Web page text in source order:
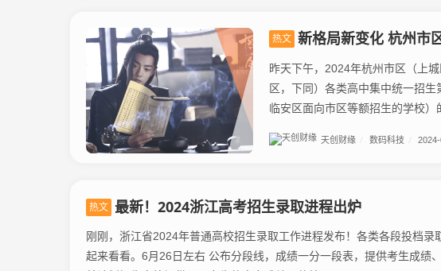
热文 新格局新变化 杭州市
昨天下午，2024年杭州市区（上
区，下同）各类高中集中统一招生
临安区面向市区等额招生的学校）
天创财缘 数码科技
热文 最新！2024浙江高考招生录取进程出炉
刚刚，浙江省2024年普通高校招生录取工作进程发布！各类各段投档录
起来看看。6月26日左右 公布分段线，成绩一分一段表，提供考生成绩